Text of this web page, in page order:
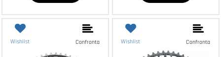
Wishlist Confronta Wishlist Confronta